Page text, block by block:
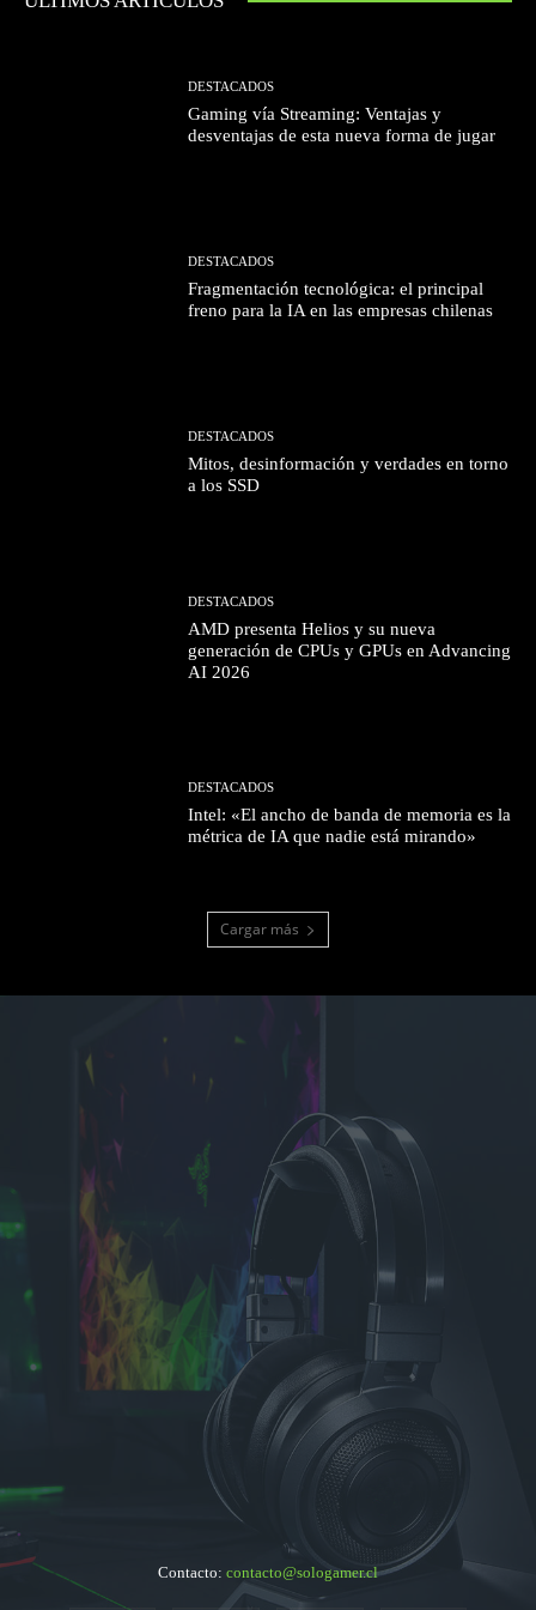
DESTACADOS
Gaming vía Streaming: Ventajas y
desventajas de esta nueva forma de jugar
DESTACADOS
Fragmentación tecnológica: el principal
freno para la IA en las empresas chilenas
DESTACADOS
Mitos, desinformación y verdades en torno
a los SSD
DESTACADOS
AMD presenta Helios y su nueva
generación de CPUs y GPUs en Advancing
AI 2026
DESTACADOS
Intel: «El ancho de banda de memoria es la
métrica de IA que nadie está mirando»
Cargar más
Contacto: contacto@sologamer.cl